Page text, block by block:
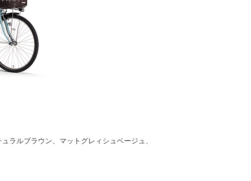
ラルブラウン、マットグレィシュベージュ、